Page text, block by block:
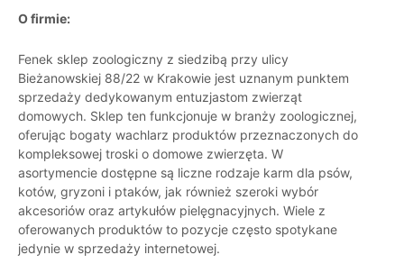
O firmie:
Fenek sklep zoologiczny z siedzibą przy ulicy
Bieżanowskiej 88/22 w Krakowie jest uznanym punktem
sprzedaży dedykowanym entuzjastom zwierząt
domowych. Sklep ten funkcjonuje w branży zoologicznej,
oferując bogaty wachlarz produktów przeznaczonych do
kompleksowej troski o domowe zwierzęta. W
asortymencie dostępne są liczne rodzaje karm dla psów,
kotów, gryzoni i ptaków, jak również szeroki wybór
akcesoriów oraz artykułów pielęgnacyjnych. Wiele z
oferowanych produktów to pozycje często spotykane
jedynie w sprzedaży internetowej.